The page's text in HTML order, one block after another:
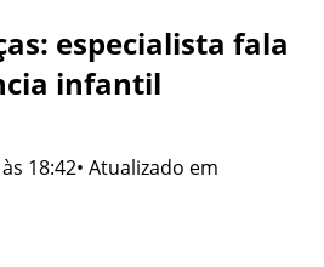
especialista fala
infantil
18:42• Atualizado em